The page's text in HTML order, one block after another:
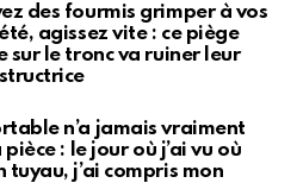
des fourmis grimper à vos
agissez vite : ce piège
sur le tronc va ruiner leur
n’a jamais vraiment
: le jour où j’ai vu où
tuyau, j’ai compris mon